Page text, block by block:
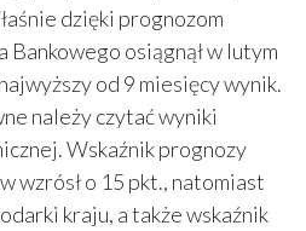
dzięki prognozom
osiągnął w lutym
od 9 miesięcy wynik.
należy czytać wyniki
Wskaźnik prognozy
wzrósł o 15 pkt., natomiast
kraju, a także wskaźnik